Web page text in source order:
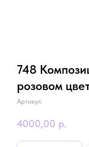
748
розовом
Артикул:
4000,00 р.